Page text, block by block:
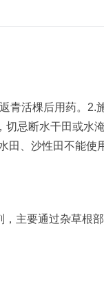
青活棵后用药。
忌断水干田或水
田、沙性田不能使
主要通过杂草根